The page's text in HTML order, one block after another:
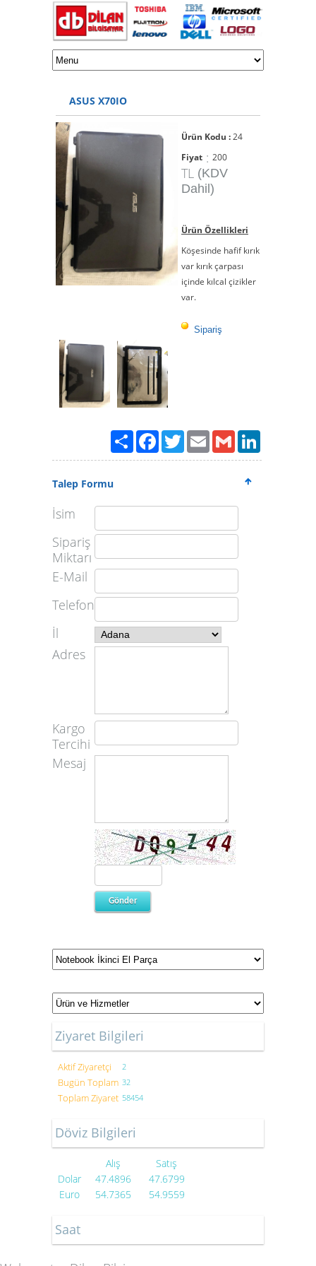
ASUS X70IO
Ürün Kodu :24
Fiyat : 200
TL (KDV
Dahil)
Ürün Özellikleri
Köşesinde hafif kırık
var kırık çarpası
içinde kılcal çizikler
var.
Sipariş
PaylaşFacebook
TwitterEmailGmail
Talep Formu
İsim
Sipariş
Miktarı
E-Mail
Telefon
İl
Adres
Kargo
Tercihi
Mesaj
Ziyaret Bilgileri
Aktif Ziyaretçi 2
Bugün Toplam 32
Toplam Ziyaret 58454
Döviz Bilgileri
Alış
Satış
Dolar
47.4896
47.6799
Euro
54.7365 54.9559
Saat